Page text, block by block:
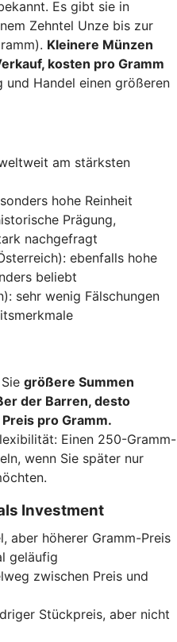
Es gibt sie in
Zehntel Unze bis zur
Kleinere Münzen
kosten pro Gramm
und Handel einen größeren
am stärksten
hohe Reinheit
Prägung,
nachgefragt
ebenfalls hohe
beliebt
sehr wenig Fälschungen
größere Summen
der Barren, desto
pro Gramm.
Einen 250-Gramm-
wenn Sie später nur
Investment
aber höherer Gramm-Preis
geläufig
zwischen Preis und
Stückpreis, aber nicht